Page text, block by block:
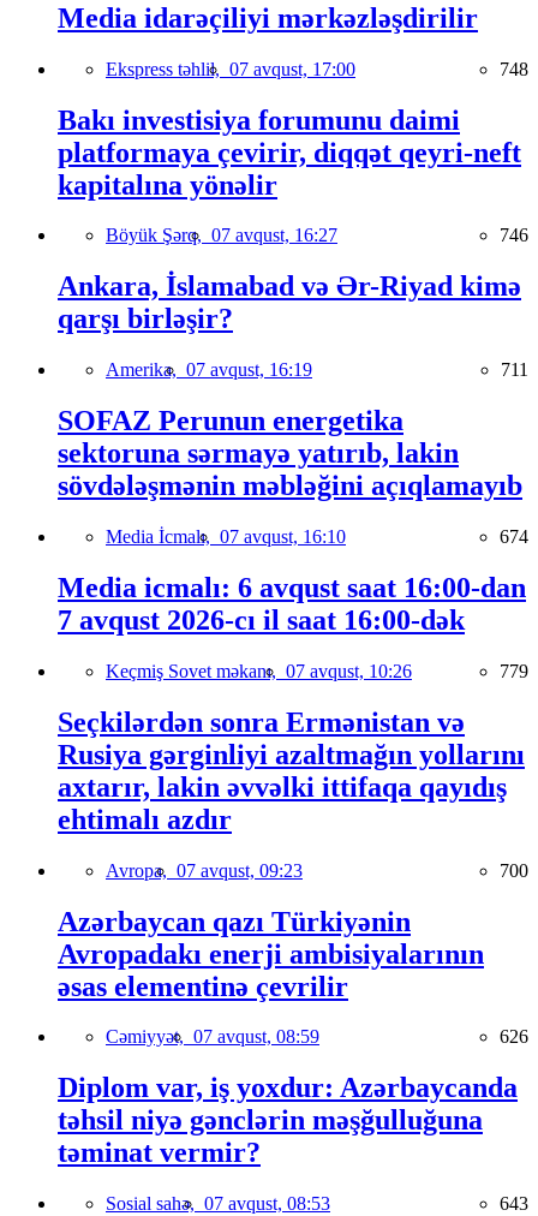
Media idarəçiliyi mərkəzləşdirilir
Ekspress təhlil, 07 avqust, 17:00 748
Bakı investisiya forumunu daimi
platformaya çevirir, diqqət qeyri-neft
kapitalına yönəlir
Böyük Şərq, 07 avqust, 16:27 746
Ankara, İslamabad və Ər-Riyad kimə
qarşı birləşir?
Amerika, 07 avqust, 16:19 711
SOFAZ Perunun energetika
sektoruna sərmayə yatırıb, lakin
sövdələşmənin məbləğini açıqlamayıb
Media İcmalı, 07 avqust, 16:10 674
Media icmalı: 6 avqust saat 16:00-dan
7 avqust 2026-cı il saat 16:00-dək
Keçmiş Sovet məkanı, 07 avqust, 10:26 779
Seçkilərdən sonra Ermənistan və
Rusiya gərginliyi azaltmağın yollarını
axtarır, lakin əvvəlki ittifaqa qayıdış
ehtimalı azdır
Avropa, 07 avqust, 09:23 700
Azərbaycan qazı Türkiyənin
Avropadakı enerji ambisiyalarının
əsas elementinə çevrilir
Cəmiyyət, 07 avqust, 08:59 626
Diplom var, iş yoxdur: Azərbaycanda
təhsil niyə gənclərin məşğulluğuna
təminat vermir?
Sosial sahə, 07 avqust, 08:53 643